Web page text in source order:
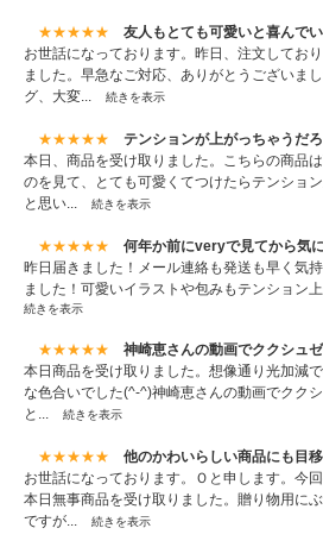
★★★★★
友人もとても可愛いと喜んで
お世話になっております。昨日、注文してお
ました。早急なご対応、ありがとうございま
グ、大変...
続きを表示
★★★★★
テンションが上がっちゃうだ
本日、商品を受け取りました。こちらの商品
のを見て、とても可愛くてつけたらテンショ
と思い...
続きを表示
★★★★★
何年か前にveryで見てから気
昨日届きました！メール連絡も発送も早く気
ました！可愛いイラストや包みもテンション
続きを表示
★★★★★
神崎恵さんの動画でククシュ
本日商品を受け取りました。想像通り光加減
な色合いでした(^-^)神崎恵さんの動画でクク
と...
続きを表示
★★★★★
他のかわいらしい商品にも目
お世話になっております。Ｏと申します。今
本日無事商品を受け取りました。贈り物用に
ですが...
続きを表示